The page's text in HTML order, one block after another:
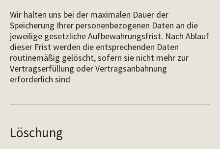
Wir halten uns bei der maximalen Dauer der
Speicherung Ihrer personenbezogenen Daten an die
jeweilige gesetzliche Aufbewahrungsfrist. Nach Ablauf
dieser Frist werden die entsprechenden Daten
routinemäßig gelöscht, sofern sie nicht mehr zur
Vertragserfüllung oder Vertragsanbahnung
erforderlich sind
Löschung